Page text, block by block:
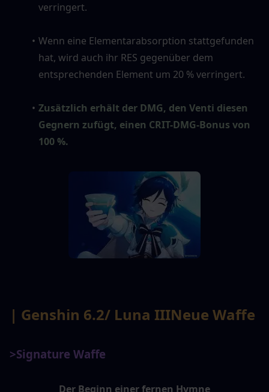
verringert.
Wenn eine Elementarabsorption stattgefunden
hat, wird auch ihr RES gegenüber dem
entsprechenden Element um 20 % verringert.
Zusätzlich erhält der DMG, den Venti diesen
Gegnern zufügt, einen CRIT-DMG-Bonus von
100 %.
| Genshin 6.2/ Luna IIINeue Waffe
>Signature Waffe
Der Beginn einer fernen Hymne